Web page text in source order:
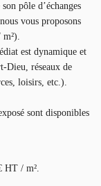
pôle d’échanges
vous proposons
m²).
est dynamique et
Dieu, réseaux de
loisirs, etc.).
sont disponibles
HT / m².